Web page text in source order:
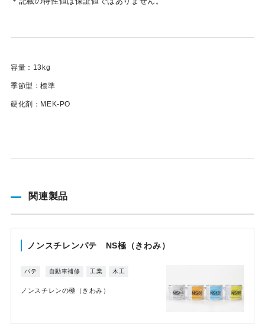
容量：13kg
季節型：標準
硬化剤：MEK-PO
関連製品
ノンスチレンパテ NS極（きわみ）
パテ 自動車補修 工業 木工
ノンスチレンの極（きわみ）